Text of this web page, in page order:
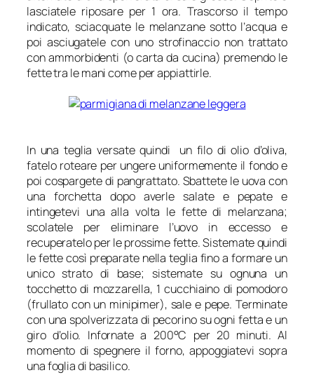
lasciatele riposare per 1 ora. Trascorso il tempo
indicato, sciacquate le melanzane sotto l’acqua e
poi asciugatele con uno strofinaccio non trattato
con ammorbidenti (o carta da cucina) premendo le
fette tra le mani come per appiattirle.
In una teglia versate quindi un filo di olio d’oliva,
fatelo roteare per ungere uniformemente il fondo e
poi cospargete di pangrattato. Sbattete le uova con
una forchetta dopo averle salate e pepate e
intingetevi una alla volta le fette di melanzana;
scolatele per eliminare l’uovo in eccesso e
recuperatelo per le prossime fette. Sistemate quindi
le fette così preparate nella teglia fino a formare un
unico strato di base; sistemate su ognuna un
tocchetto di mozzarella, 1 cucchiaino di pomodoro
(frullato con un minipimer), sale e pepe. Terminate
con una spolverizzata di pecorino su ogni fetta e un
giro d’olio. Infornate a 200°C per 20 minuti. Al
momento di spegnere il forno, appoggiatevi sopra
una foglia di basilico.